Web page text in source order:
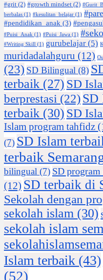
#grit (2) #growth mindset (2)
berbalas (1) #kesulitan_belajar (1)
#pendidikan_anak (3)
#Puisi_Anak (1) #Puisi_Jawa (1)
#Writing Skill (1) gurubelajar (5)
muridadalahguru (12)
(23) SD Bilingual (8)
terbaik (27) SD
berprestasi (22)SD
terbaik (30) SD
Islam program tahfidz
(7) SD Islam
terbaik
bilingual (7) SD
(12) SD terbaik di
Sekolah dengan
sekolah islam (30)
sekolah islam
Islam terbaik (43)
(52)